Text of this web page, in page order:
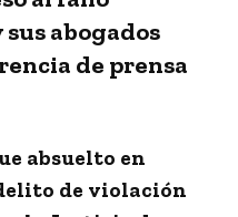
abogados
de prensa
absuelto en
de violación